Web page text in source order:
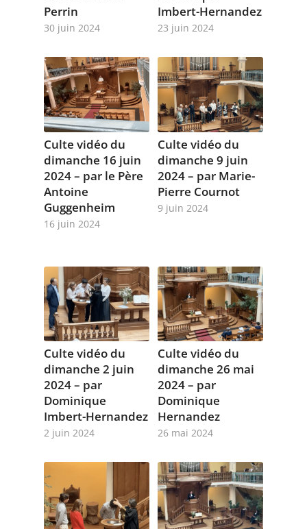
Perrin
30 juin 2024
Imbert-Hernandez
23 juin 2024
Culte vidéo du
dimanche 16 juin
2024 – par le Père
Antoine
Guggenheim
16 juin 2024
Culte vidéo du
dimanche 9 juin
2024 – par Marie-
Pierre Cournot
9 juin 2024
Culte vidéo du
dimanche 2 juin
2024 – par
Dominique
Imbert-Hernandez
2 juin 2024
Culte vidéo du
dimanche 26 mai
2024 – par
Dominique
Hernandez
26 mai 2024